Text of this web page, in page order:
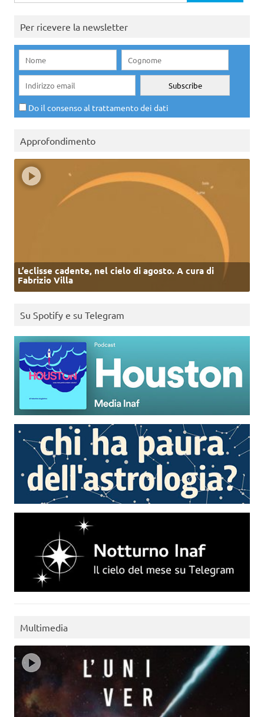
per:
Per ricevere la newsletter
Do il consenso al trattamento dei dati
Approfondimento
L’eclisse cadente, nel cielo di agosto. A cura di
Fabrizio Villa
Su Spotify e su Telegram
Multimedia